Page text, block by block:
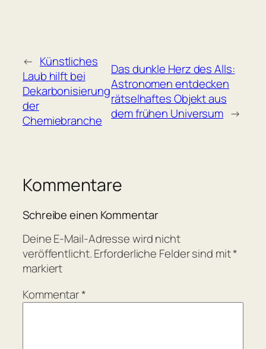
← Künstliches
Laub hilft bei
Dekarbonisierung
der
Chemiebranche
Das dunkle Herz des Alls:
Astronomen entdecken
rätselhaftes Objekt aus
dem frühen Universum →
Kommentare
Schreibe einen Kommentar
Deine E-Mail-Adresse wird nicht
veröffentlicht.Erforderliche Felder sind mit*
markiert
Kommentar*